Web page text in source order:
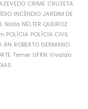
CRIME CRUZETA
INCÊNDIO JARDIM DE
Nilda NÉLTER QUEIROZ
POLÍCIA POLÍCIA CIVIL
RN ROBERTO GERMANO
Temer UFRN Vivaldo